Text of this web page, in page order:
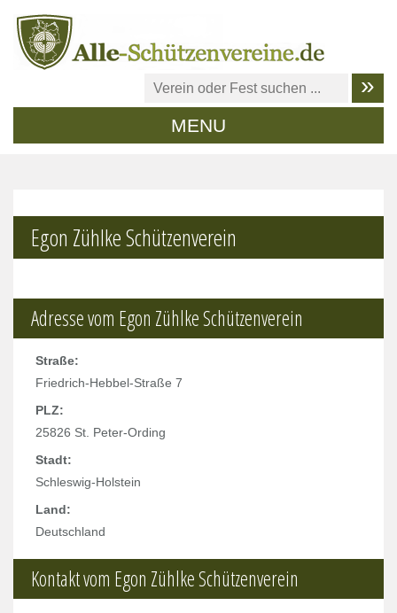
MENU
Egon Zühlke Schützenverein
Adresse vom Egon Zühlke Schützenverein
Straße:
Friedrich-Hebbel-Straße 7
PLZ:
25826 St. Peter-Ording
Stadt:
Schleswig-Holstein
Land:
Deutschland
Kontakt vom Egon Zühlke Schützenverein